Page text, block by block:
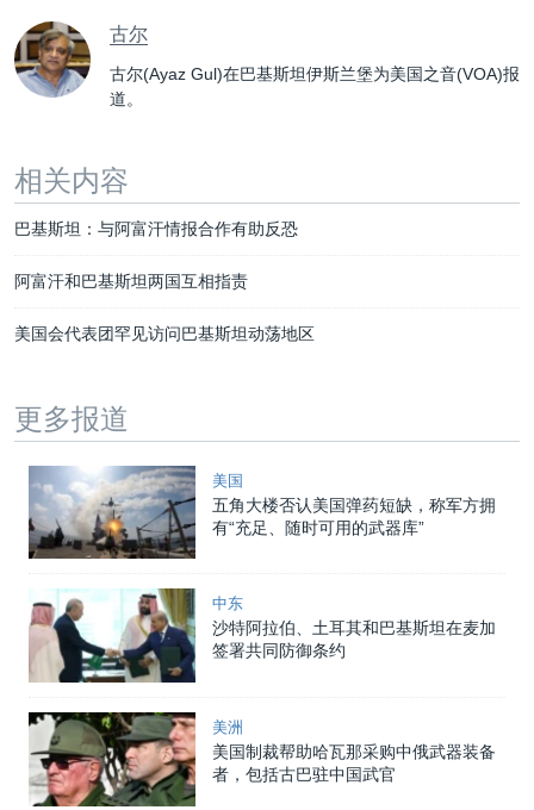
古尔
古尔(Ayaz Gul)在巴基斯坦伊斯兰堡为美国之音(VOA)报
道。
相关内容
巴基斯坦：与阿富汗情报合作有助反恐
阿富汗和巴基斯坦两国互相指责
美国会代表团罕见访问巴基斯坦动荡地区
更多报道
美国
五角大楼否认美国弹药短缺，称军方拥
有“充足、随时可用的武器库”
中东
沙特阿拉伯、土耳其和巴基斯坦在麦加
签署共同防御条约
美洲
美国制裁帮助哈瓦那采购中俄武器装备
者，包括古巴驻中国武官